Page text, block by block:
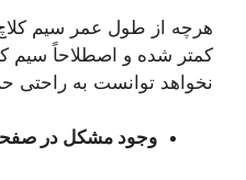
هرچه از طول عمر سیم
کمتر شده و اصطلاحاً سیم
نخواهد توانست به راحتی
وجود مشکل در